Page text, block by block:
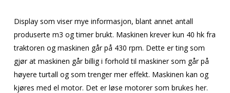
Display som viser mye informasjon, blant annet antall
produserte m3 og timer brukt. Maskinen krever kun 40 hk fra
traktoren og maskinen går på 430 rpm. Dette er ting som
gjør at maskinen går billig i forhold til maskiner som går på
høyere turtall og som trenger mer effekt. Maskinen kan og
kjøres med el motor. Det er løse motorer som brukes her.